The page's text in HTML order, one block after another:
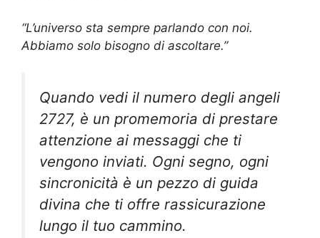
“L’universo sta sempre parlando con noi.
Abbiamo solo bisogno di ascoltare.”
Quando vedi il numero degli angeli
2727, è un promemoria di prestare
attenzione ai messaggi che ti
vengono inviati. Ogni segno, ogni
sincronicità è un pezzo di guida
divina che ti offre rassicurazione
lungo il tuo cammino.